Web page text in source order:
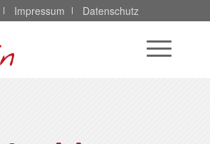
Impressum Datenschutz